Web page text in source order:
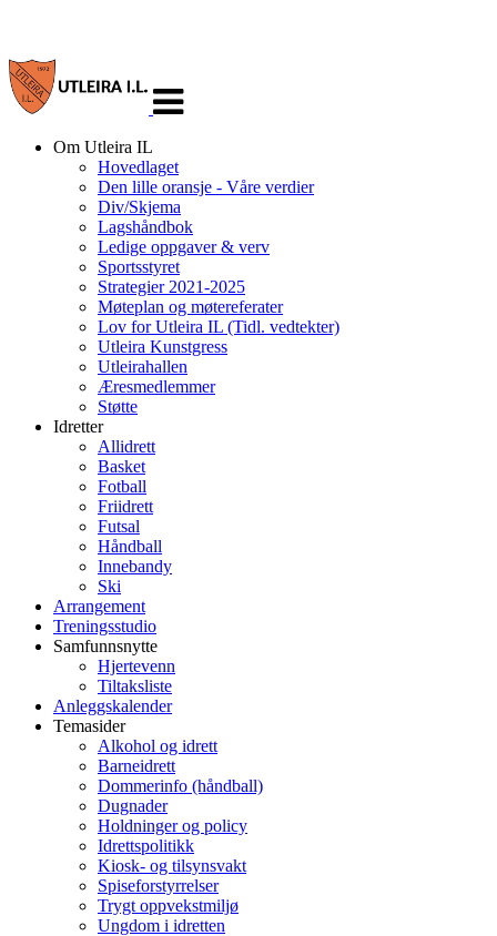
navigasjon
Om Utleira IL
Hovedlaget
Den lille oransje - Våre verdier
Div/Skjema
Lagshåndbok
Ledige oppgaver & verv
Sportsstyret
Strategier 2021-2025
Møteplan og møtereferater
Lov for Utleira IL (Tidl. vedtekter)
Utleira Kunstgress
Utleirahallen
Æresmedlemmer
Støtte
Idretter
Allidrett
Basket
Fotball
Friidrett
Futsal
Håndball
Innebandy
Ski
Arrangement
Treningsstudio
Samfunnsnytte
Hjertevenn
Tiltaksliste
Anleggskalender
Temasider
Alkohol og idrett
Barneidrett
Dommerinfo (håndball)
Dugnader
Holdninger og policy
Idrettspolitikk
Kiosk- og tilsynsvakt
Spiseforstyrrelser
Trygt oppvekstmiljø
Ungdom i idretten